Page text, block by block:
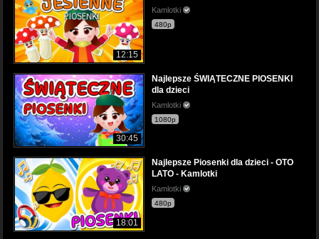
12:15
Kamlotki
480p
30:45
Najlepsze ŚWIĄTECZNE PIOSENKI
dla dzieci
Kamlotki
1080p
18:01
Najlepsze Piosenki dla dzieci - OTO
LATO - Kamlotki
Kamlotki
480p